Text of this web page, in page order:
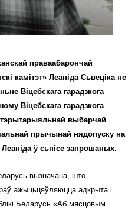
праваабарончай
камітэт» Леаніда Сьвеціка не
Віцебскага гарадзкога
Віцебскага гарадзкога
тэрытарыяльнай выбарчай
прычынай нядопуску на
ў сьпісе запрошаных.
вызначана, што
ажыцьцяўляюцца адкрыта і
Беларусь «Аб мясцовым